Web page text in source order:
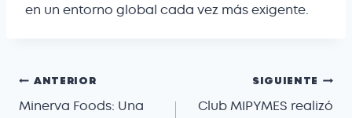
en un entorno global cada vez más exigente.
ANTERIOR
Minerva Foods: Una
SIGUIENTE
Club MIPYMES realizó